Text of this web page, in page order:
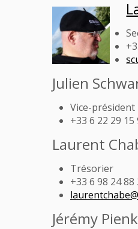
Julien
Vice-président
+33 6 22 29 15
Laurent
Trésorier
+33 6 98 24 88
Jérémy